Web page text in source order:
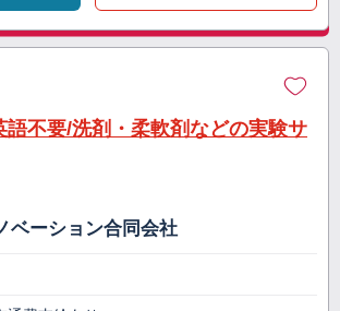
不要/洗剤・柔軟剤などの実験サ
ベーション合同会社